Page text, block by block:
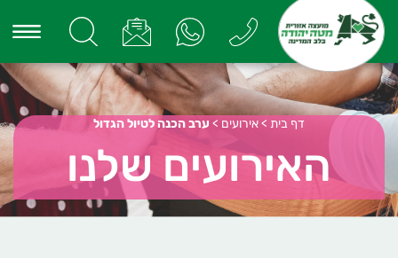
דף בית >אירועים > ערב הכנה לטיול הגדול
האירועים שלנו